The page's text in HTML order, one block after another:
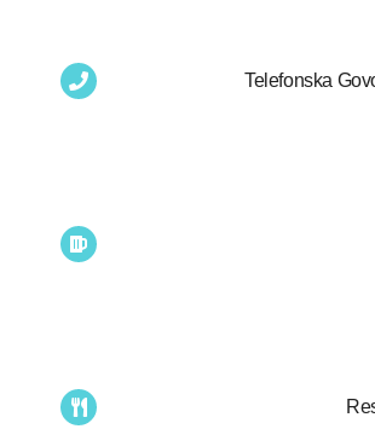
Telefonska